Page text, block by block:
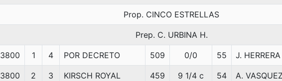
Prop. CINCO ESTRELLAS
Prep. C. URBINA H.
3800 1 4 POR DECRETO 509 0/0 55 J. HERRERA
3800 2 3 KIRSCH ROYAL 459 9 1/4 c 54 A. VASQUEZ